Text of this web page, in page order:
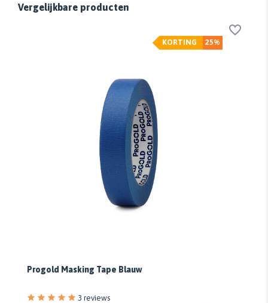
Vergelijkbare producten
25%
KORTING
Progold Masking Tape Blauw
3 reviews